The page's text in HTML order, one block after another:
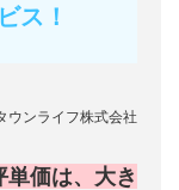
ス！
ウンライフ株式会社
価は、大き